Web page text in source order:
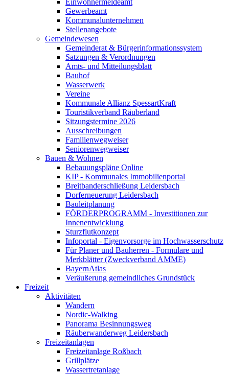
Einwohnermeldeamt
Gewerbeamt
Kommunalunternehmen
Stellenangebote
Gemeindewesen
Gemeinderat & Bürgerinformationssystem
Satzungen & Verordnungen
Amts- und Mitteilungsblatt
Bauhof
Wasserwerk
Vereine
Kommunale Allianz SpessartKraft
Touristikverband Räuberland
Sitzungstermine 2026
Ausschreibungen
Familienwegweiser
Seniorenwegweiser
Bauen & Wohnen
Bebauungspläne Online
KIP - Kommunales Immobilienportal
Breitbanderschließung Leidersbach
Dorferneuerung Leidersbach
Bauleitplanung
FÖRDERPROGRAMM - Investitionen zur
Innenentwicklung
Sturzflutkonzept
Infoportal - Eigenvorsorge im Hochwasserschutz
Für Planer und Bauherren - Formulare und
Merkblätter (Zweckverband AMME)
BayernAtlas
Veräußerung gemeindliches Grundstück
Freizeit
Aktivitäten
Wandern
Nordic-Walking
Panorama Besinnungsweg
Räuberwanderweg Leidersbach
Freizeitanlagen
Freizeitanlage Roßbach
Grillplätze
Wassertretanlage